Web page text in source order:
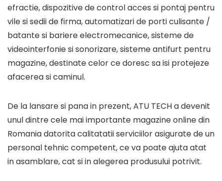
efractie, dispozitive de control acces si pontaj pentru
vile si sedii de firma, automatizari de porti culisante /
batante si bariere electromecanice, sisteme de
videointerfonie si sonorizare, sisteme antifurt pentru
magazine, destinate celor ce doresc sa isi protejeze
afacerea si caminul.
De la lansare si pana in prezent, ATU TECH a devenit
unul dintre cele mai importante magazine online din
Romania datorita calitatatii serviciilor asigurate de un
personal tehnic competent, ce va poate ajuta atat
in asamblare, cat si in alegerea produsului potrivit.